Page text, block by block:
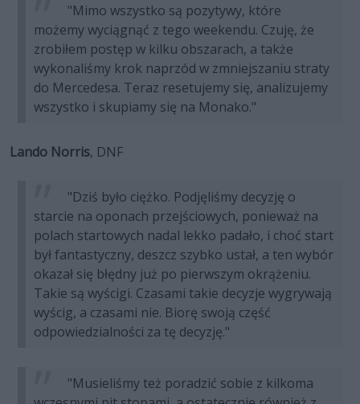
"Mimo wszystko są pozytywy, które
możemy wyciągnąć z tego weekendu. Czuję, że
zrobiłem postęp w kilku obszarach, a także
wykonaliśmy krok naprzód w zmniejszaniu straty
do Mercedesa. Teraz resetujemy się, analizujemy
wszystko i skupiamy się na Monako."
Lando Norris, DNF
"Dziś było ciężko. Podjęliśmy decyzję o
starcie na oponach przejściowych, ponieważ na
polach startowych nadal lekko padało, i choć start
był fantastyczny, deszcz szybko ustał, a ten wybór
okazał się błędny już po pierwszym okrążeniu.
Takie są wyścigi. Czasami takie decyzje wygrywają
wyścig, a czasami nie. Biorę swoją część
odpowiedzialności za tę decyzję."
"Musieliśmy też poradzić sobie z kilkoma